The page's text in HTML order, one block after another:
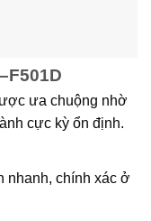
ưa chuộng nhờ
cực kỳ ổn định.
nhanh, chính xác ở